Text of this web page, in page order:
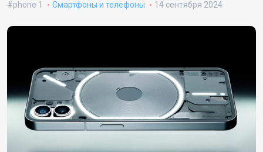
phone 1 Смартфоны и телефоны 14 сентября 2024